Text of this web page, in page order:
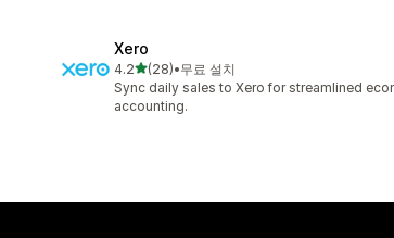
Xero
4.2별 5개 중
(28)
총 리뷰 28개
•무료 설치
Sync daily sales to Xero for streamlined
accounting.